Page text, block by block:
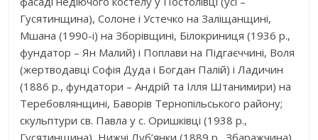
Гусятинщина), Солоне і Устечко на Заліщанщині,
Мшана (1990-і) на Зборівщині, Білокриниця (1936 р.,
фундатор – Ян Малий) і Поплави на Підгаєччині, Воля
(жертводавці Софія Дуда і Богдан Палій) і Ладичин
(1886 р., фундатори – Андрій та Ілля Штанимири) на
Теребовлянщині, Баворів Тернопільського району;
скульптури св. Павла у с. Оришківці (1938 р.,
Гусятинщина), Нижчі Луб’янки (1889 р., Збаражчина).